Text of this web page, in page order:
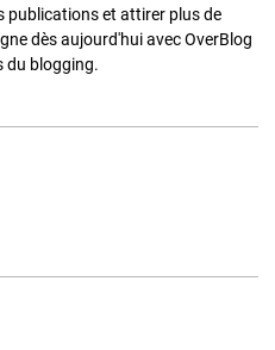
publications et attirer plus de
dès aujourd'hui avec OverBlog
du blogging.